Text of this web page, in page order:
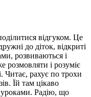
відгуком. Це
до діток, відкриті
розвиваються і
і розуміє
Читає, рахує по трохи
Їй там цікаво
уроками. Радію, що